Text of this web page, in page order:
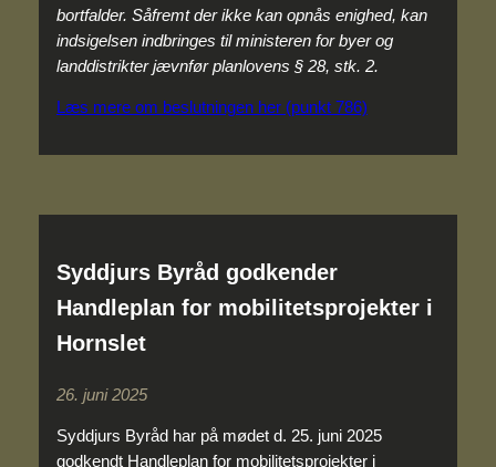
bortfalder. Såfremt der ikke kan opnås enighed, kan
indsigelsen indbringes til ministeren for byer og
landdistrikter jævnfør planlovens § 28, stk. 2.
Læs mere om beslutningen her (punkt 786)
Syddjurs Byråd godkender
Handleplan for mobilitetsprojekter i
Hornslet
26. juni 2025
Syddjurs Byråd har på mødet d. 25. juni 2025
godkendt Handleplan for mobilitetsprojekter i